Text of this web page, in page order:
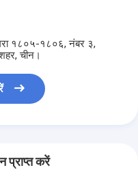
१८०५-१८०६, नंबर ३,
चीन।
प्राप्त करें